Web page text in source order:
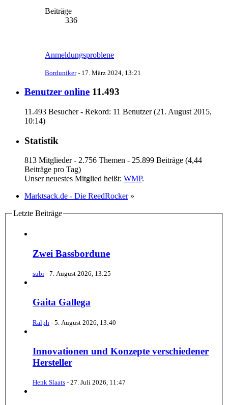
Beiträge
336
Anmeldungsproblene
Borduniker- 17. März 2024, 13:21
Benutzer online 11.493
11.493 Besucher - Rekord: 11 Benutzer (21. August 2015,
10:14)
Statistik
813 Mitglieder - 2.756 Themen - 25.899 Beiträge (4,44
Beiträge pro Tag)
Unser neuestes Mitglied heißt: WMP.
Marktsack.de - Die ReedRocker »
Letzte Beiträge
Zwei Bassbordune
subi - 7. August 2026, 13:25
Gaita Gallega
Ralph - 5. August 2026, 13:40
Innovationen und Konzepte verschiedener
Hersteller
Henk Slaats - 27. Juli 2026, 11:47